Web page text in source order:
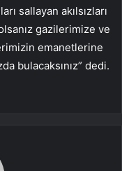
sallayan akılsızları
gazilerimize ve
emanetlerine
bulacaksınız” dedi.